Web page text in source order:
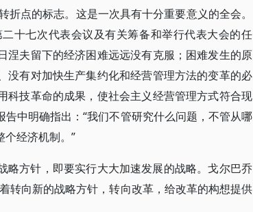
点的标志。这是一次具有十分重要意义的全会。
十七次代表会议及有关筹备和举行代表大会的任
夫留下的经济困难远远没有克服；困难发生的原
没有对加快生产集约化和经营管理方法的变革的必
技革命的成果，使社会主义经营管理方式符合现
中明确指出：“我们不管研究什么问题，不管从哪
经济机制。”
略方针，即要实行大大加速发展的战略。戈尔巴乔
转向新的战略方针，转向改革，给改革的构想提供